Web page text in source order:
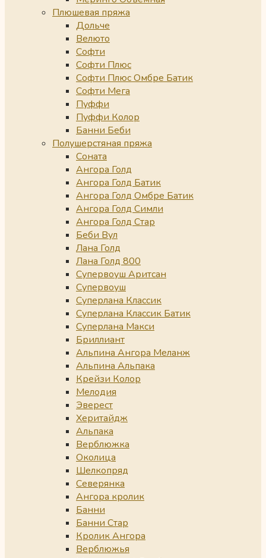
Плюшевая пряжа
Дольче
Велюто
Софти
Софти Плюс
Софти Плюс Омбре Батик
Софти Мега
Пуффи
Пуффи Колор
Банни Беби
Полушерстяная пряжа
Соната
Ангора Голд
Ангора Голд Батик
Ангора Голд Омбре Батик
Ангора Голд Симли
Ангора Голд Стар
Беби Вул
Лана Голд
Лана Голд 800
Супервоуш Аритсан
Супервоуш
Суперлана Классик
Суперлана Классик Батик
Суперлана Макси
Бриллиант
Альпина Ангора Меланж
Альпина Альпака
Крейзи Колор
Мелодия
Эверест
Херитайдж
Альпака
Верблюжка
Околица
Шелкопряд
Северянка
Ангора кролик
Банни
Банни Стар
Кролик Ангора
Верблюжья